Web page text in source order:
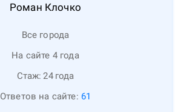
Роман Клочко
Все города
На сайте 4 года
Стаж: 24 года
Ответов на сайте: 61